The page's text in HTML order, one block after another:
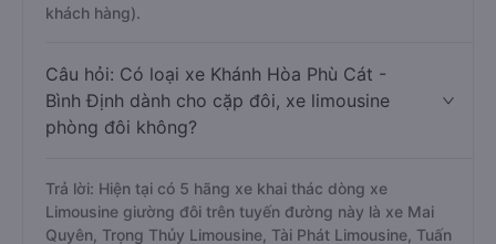
khách hàng).
Câu hỏi: Có loại xe Khánh Hòa Phù Cát -
Bình Định dành cho cặp đôi, xe limousine
phòng đôi không?
Trả lời: Hiện tại có 5 hãng xe khai thác dòng xe
Limousine giường đôi trên tuyến đường này là xe Mai
Quyên, Trọng Thủy Limousine, Tài Phát Limousine, Tuấn